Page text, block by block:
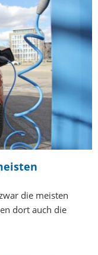
die meisten
dort auch die